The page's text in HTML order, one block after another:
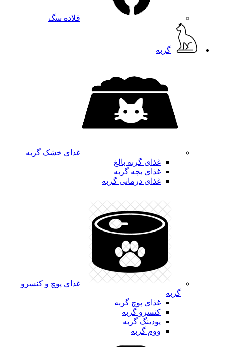
قلاده سگ
گربه
غذای خشک گربه
غذای گربه بالغ
غذای بچه گربه
غذای درمانی گربه
غذای پوچ و کنسرو
گربه
غذای پوچ گربه
کنسرو گربه
پودینگ گربه
ووم گربه